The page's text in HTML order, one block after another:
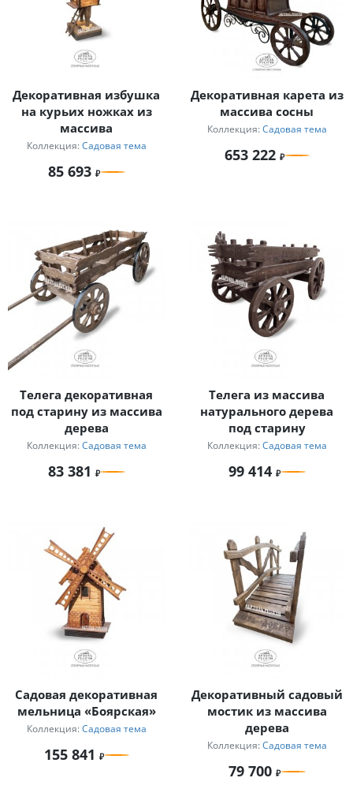
Декоративная избушка
на курьих ножках из
массива
Коллекция: Садовая тема
85 693
Декоративная карета из
массива сосны
Коллекция: Садовая тема
653 222
Телега декоративная
под старину из массива
дерева
Коллекция: Садовая тема
83 381
Телега из массива
натурального дерева
под старину
Коллекция: Садовая тема
99 414
Садовая декоративная
мельница «Боярская»
Коллекция: Садовая тема
155 841
Декоративный садовый
мостик из массива
дерева
Коллекция: Садовая тема
79 700